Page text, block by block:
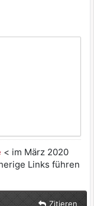
< im März 2020
Links führen
Zitieren